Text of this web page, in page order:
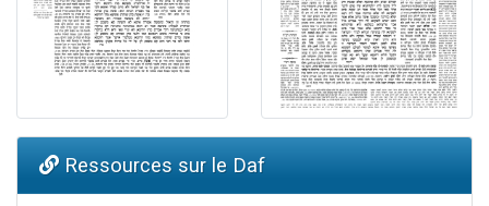
Ressources sur le Daf